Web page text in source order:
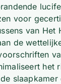
voor
van Het
de
het
slaapkamer